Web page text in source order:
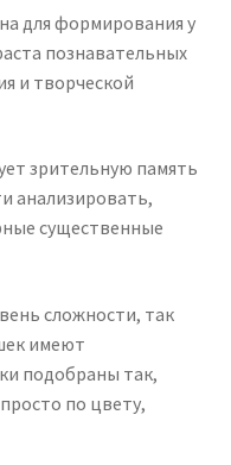
для формирования у
познавательных
и творческой
зрительную память
анализировать,
существенные
сложности, так
имеют
подобраны так,
по цвету,